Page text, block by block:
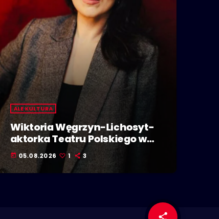
share
email
ALE KULTURA
Wiktoria Węgrzyn-Lichosyt-
aktorka Teatru Polskiego w
Bielsku-Białej. Dzieje się w
Polskiej Stolicy Kultury!
today 05.08.2026 1 3